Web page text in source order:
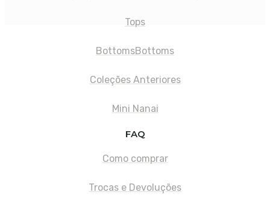
Tops
BottomsBottoms
Coleções Anteriores
Mini Nanai
FAQ
Como comprar
Trocas e Devoluções